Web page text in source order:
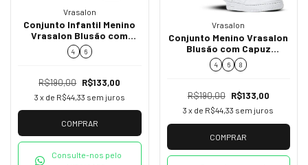
Vrasalon
Conjunto Infantil Menino
Vrasalon Blusão com
Zíper e Calça em Helanca
Preto 415572
4 6
R$190,00 R$133,00
3 x de R$44,33 sem juros
COMPRAR
Consulte-nos pelo
Vrasalon
Conjunto Menino Vrasalon
Blusão com Capuz
Explorer e Calça Jogger
em Moletom Areia e Preto
4 6 8
R$190,00 R$133,00
3 x de R$44,33 sem juros
COMPRAR